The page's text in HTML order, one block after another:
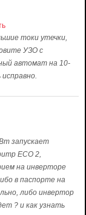
токи утечки,
УЗО с
автомат на 10-
запускает
ЕСО 2,
на инверторе
в паспорте на
либо инвертор
? и как узнать